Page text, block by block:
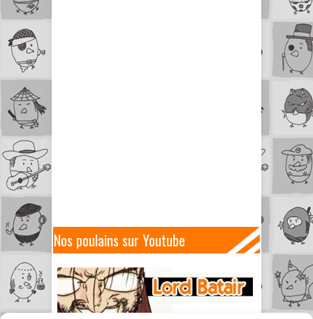
Nos poulains sur Youtube